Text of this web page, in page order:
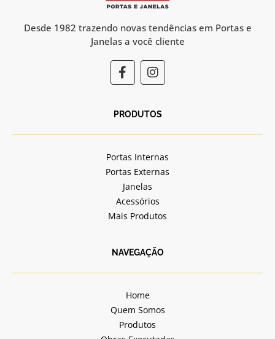
Desde 1982 trazendo novas tendências em Portas e
Janelas a você cliente
F
a
c
b
o
k
-
f
I
n
s
a
r
a
m
PRODUTOS
Portas Internas
Portas Externas
Janelas
Acessórios
Mais Produtos
NAVEGAÇÃO
Home
Quem Somos
Produtos